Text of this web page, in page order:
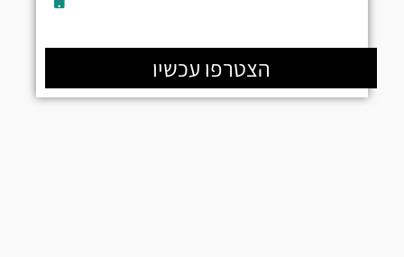
הצטרפו עכשיו